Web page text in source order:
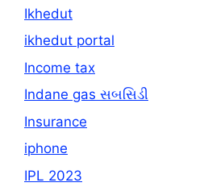
Ikhedut
ikhedut portal
Income tax
Indane gas સબસિડી
Insurance
iphone
IPL 2023